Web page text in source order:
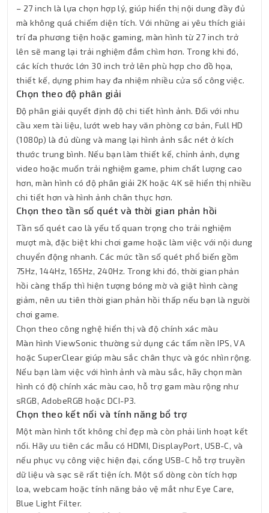
– 27 inch là lựa chọn hợp lý, giúp hiển thị nội dung đầy đủ
mà không quá chiếm diện tích. Với những ai yêu thích giải
trí đa phương tiện hoặc gaming, màn hình từ 27 inch trở
lên sẽ mang lại trải nghiệm đắm chìm hơn. Trong khi đó,
các kích thước lớn 30 inch trở lên phù hợp cho đồ họa,
thiết kế, dựng phim hay đa nhiệm nhiều cửa sổ công việc.
Chọn theo độ phân giải
Độ phân giải quyết định độ chi tiết hình ảnh. Đối với nhu
cầu xem tài liệu, lướt web hay văn phòng cơ bản, Full HD
(1080p) là đủ dùng và mang lại hình ảnh sắc nét ở kích
thước trung bình. Nếu bạn làm thiết kế, chỉnh ảnh, dựng
video hoặc muốn trải nghiệm game, phim chất lượng cao
hơn, màn hình có độ phân giải 2K hoặc 4K sẽ hiển thị nhiều
chi tiết hơn và hình ảnh chân thực hơn.
Chọn theo tần số quét và thời gian phản hồi
Tần số quét cao là yếu tố quan trọng cho trải nghiệm
mượt mà, đặc biệt khi chơi game hoặc làm việc với nội dung
chuyển động nhanh. Các mức tần số quét phổ biến gồm
75Hz, 144Hz, 165Hz, 240Hz. Trong khi đó, thời gian phản
hồi càng thấp thì hiện tượng bóng mờ và giật hình càng
giảm, nên ưu tiên thời gian phản hồi thấp nếu bạn là người
chơi game.
Chọn theo công nghệ hiển thị và độ chính xác màu
Màn hình ViewSonic thường sử dụng các tấm nền IPS, VA
hoặc SuperClear giúp màu sắc chân thực và góc nhìn rộng.
Nếu bạn làm việc với hình ảnh và màu sắc, hãy chọn màn
hình có độ chính xác màu cao, hỗ trợ gam màu rộng như
sRGB, AdobeRGB hoặc DCI-P3.
Chọn theo kết nối và tính năng bổ trợ
Một màn hình tốt không chỉ đẹp mà còn phải linh hoạt kết
nối. Hãy ưu tiên các mẫu có HDMI, DisplayPort, USB-C, và
nếu phục vụ công việc hiện đại, cổng USB-C hỗ trợ truyền
dữ liệu và sạc sẽ rất tiện ích. Một số dòng còn tích hợp
loa, webcam hoặc tính năng bảo vệ mắt như Eye Care,
Blue Light Filter.